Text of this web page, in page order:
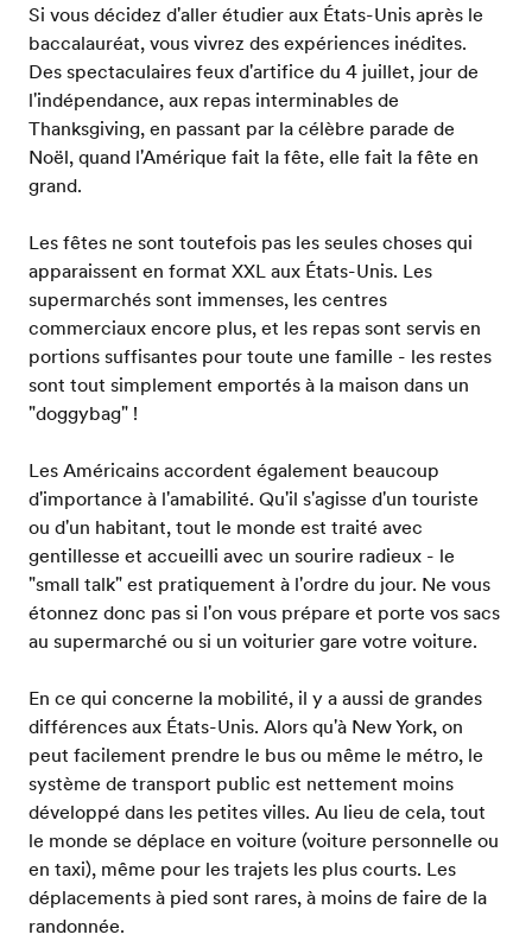
Si vous décidez d'aller étudier aux États-Unis après le
baccalauréat, vous vivrez des expériences inédites.
Des spectaculaires feux d'artifice du 4 juillet, jour de
l'indépendance, aux repas interminables de
Thanksgiving, en passant par la célèbre parade de
Noël, quand l'Amérique fait la fête, elle fait la fête en
grand.
Les fêtes ne sont toutefois pas les seules choses qui
apparaissent en format XXL aux États-Unis. Les
supermarchés sont immenses, les centres
commerciaux encore plus, et les repas sont servis en
portions suffisantes pour toute une famille - les restes
sont tout simplement emportés à la maison dans un
"doggybag" !
Les Américains accordent également beaucoup
d'importance à l'amabilité. Qu'il s'agisse d'un touriste
ou d'un habitant, tout le monde est traité avec
gentillesse et accueilli avec un sourire radieux - le
"small talk" est pratiquement à l'ordre du jour. Ne vous
étonnez donc pas si l'on vous prépare et porte vos sacs
au supermarché ou si un voiturier gare votre voiture.
En ce qui concerne la mobilité, il y a aussi de grandes
différences aux États-Unis. Alors qu'à New York, on
peut facilement prendre le bus ou même le métro, le
système de transport public est nettement moins
développé dans les petites villes. Au lieu de cela, tout
le monde se déplace en voiture (voiture personnelle ou
en taxi), même pour les trajets les plus courts. Les
déplacements à pied sont rares, à moins de faire de la
randonnée.